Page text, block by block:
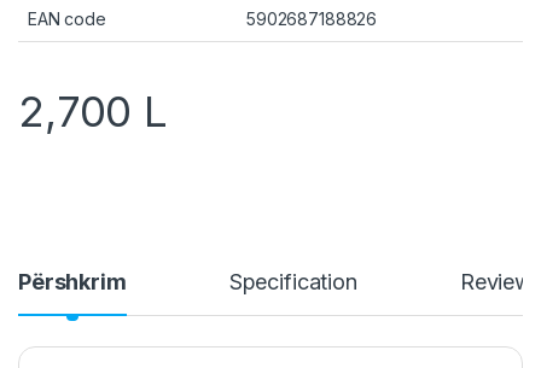
EAN code 5902687188826
2,700 L
Përshkrim Specification